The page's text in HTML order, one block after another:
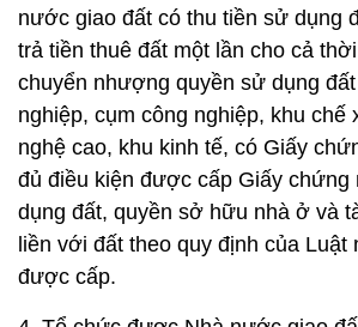
nước giao đất có thu tiền sử dụng
trả tiền thuê đất một lần cho cả
chuyển nhượng quyền sử dụng
nghiệp, cụm công nghiệp, khu chế
nghệ cao, khu kinh tế, có Giấy
đủ điều kiện được cấp Giấy chứng
dụng đất, quyền sở hữu nhà ở và
liền với đất theo quy định của Luật
được cấp.